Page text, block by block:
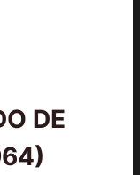
DE